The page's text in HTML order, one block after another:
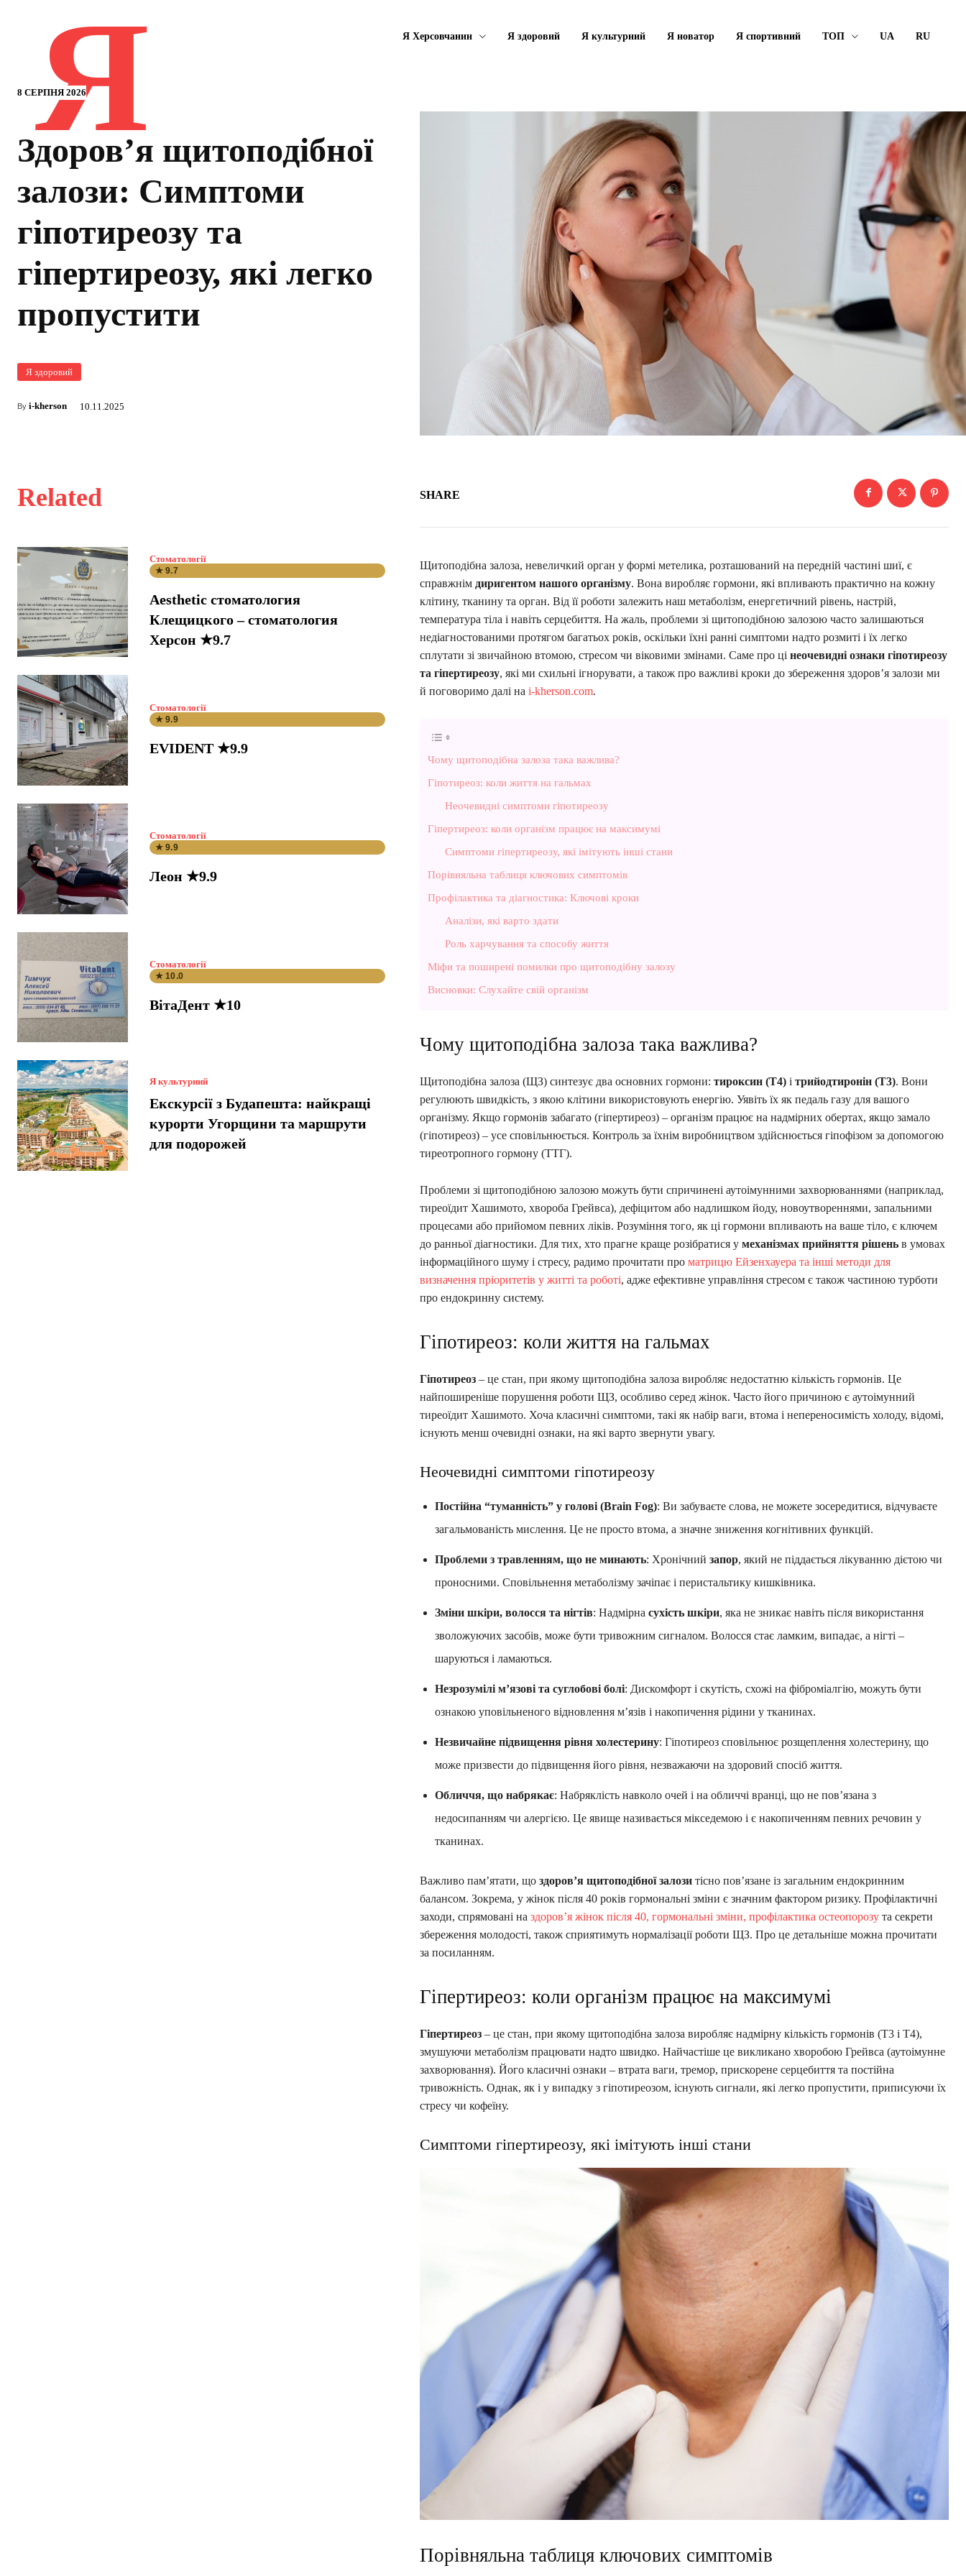
8 СЕРПНЯ 2026
Я Я Херсовчанин Я здоровий Я культурний Я новатор Я спортивний ТОП UA RU
Здоров’я щитоподібної
залози: Симптоми
гіпотиреозу та
гіпертиреозу, які легко
пропустити
Я здоровий
By i-kherson 10.11.2025
Related
Стоматології
★ 9.7
Aesthetic стоматология
Клещицкого – стоматология
Херсон ★9.7
Стоматології
★ 9.9
EVIDENT ★9.9
Стоматології
★ 9.9
Леон ★9.9
Стоматології
★ 10.0
ВітаДент ★10
Я культурний
Екскурсії з Будапешта: найкращі
курорти Угорщини та маршрути
для подорожей
SHARE
Щитоподібна залоза, невеличкий орган у формі метелика, розташований на передній частині шиї, є
справжнім диригентом нашого організму. Вона виробляє гормони, які впливають практично на кожну
клітину, тканину та орган. Від її роботи залежить наш метаболізм, енергетичний рівень, настрій,
температура тіла і навіть серцебиття. На жаль, проблеми зі щитоподібною залозою часто залишаються
недіагностованими протягом багатьох років, оскільки їхні ранні симптоми надто розмиті і їх легко
сплутати зі звичайною втомою, стресом чи віковими змінами. Саме про ці неочевидні ознаки гіпотиреозу
та гіпертиреозу, які ми схильні ігнорувати, а також про важливі кроки до збереження здоров’я залози ми
й поговоримо далі на i-kherson.com.
Чому щитоподібна залоза така важлива?
Гіпотиреоз: коли життя на гальмах
Неочевидні симптоми гіпотиреозу
Гіпертиреоз: коли організм працює на максимумі
Симптоми гіпертиреозу, які імітують інші стани
Порівняльна таблиця ключових симптомів
Профілактика та діагностика: Ключові кроки
Аналізи, які варто здати
Роль харчування та способу життя
Міфи та поширені помилки про щитоподібну залозу
Висновки: Слухайте свій організм
Чому щитоподібна залоза така важлива?
Щитоподібна залоза (ЩЗ) синтезує два основних гормони: тироксин (T4) і трийодтиронін (T3). Вони
регулюють швидкість, з якою клітини використовують енергію. Уявіть їх як педаль газу для вашого
організму. Якщо гормонів забагато (гіпертиреоз) – організм працює на надмірних обертах, якщо замало
(гіпотиреоз) – усе сповільнюється. Контроль за їхнім виробництвом здійснюється гіпофізом за допомогою
тиреотропного гормону (ТТГ).
Проблеми зі щитоподібною залозою можуть бути спричинені аутоімунними захворюваннями (наприклад,
тиреоїдит Хашимото, хвороба Грейвса), дефіцитом або надлишком йоду, новоутвореннями, запальними
процесами або прийомом певних ліків. Розуміння того, як ці гормони впливають на ваше тіло, є ключем
до ранньої діагностики. Для тих, хто прагне краще розібратися у механізмах прийняття рішень в умовах
інформаційного шуму і стресу, радимо прочитати про матрицю Ейзенхауера та інші методи для
визначення пріоритетів у житті та роботі, адже ефективне управління стресом є також частиною турботи
про ендокринну систему.
Гіпотиреоз: коли життя на гальмах
Гіпотиреоз – це стан, при якому щитоподібна залоза виробляє недостатню кількість гормонів. Це
найпоширеніше порушення роботи ЩЗ, особливо серед жінок. Часто його причиною є аутоімунний
тиреоїдит Хашимото. Хоча класичні симптоми, такі як набір ваги, втома і непереносимість холоду, відомі,
існують менш очевидні ознаки, на які варто звернути увагу.
Неочевидні симптоми гіпотиреозу
Постійна “туманність” у голові (Brain Fog): Ви забуваєте слова, не можете зосередитися, відчуваєте
загальмованість мислення. Це не просто втома, а значне зниження когнітивних функцій.
Проблеми з травленням, що не минають: Хронічний запор, який не піддається лікуванню дієтою чи
проносними. Сповільнення метаболізму зачіпає і перистальтику кишківника.
Зміни шкіри, волосся та нігтів: Надмірна сухість шкіри, яка не зникає навіть після використання
зволожуючих засобів, може бути тривожним сигналом. Волосся стає ламким, випадає, а нігті –
шаруються і ламаються.
Незрозумілі м’язові та суглобові болі: Дискомфорт і скутість, схожі на фіброміалгію, можуть бути
ознакою уповільненого відновлення м’язів і накопичення рідини у тканинах.
Незвичайне підвищення рівня холестерину: Гіпотиреоз сповільнює розщеплення холестерину, що
може призвести до підвищення його рівня, незважаючи на здоровий спосіб життя.
Обличчя, що набрякає: Набряклість навколо очей і на обличчі вранці, що не пов’язана з
недосипанням чи алергією. Це явище називається мікседемою і є накопиченням певних речовин у
тканинах.
Важливо пам’ятати, що здоров’я щитоподібної залози тісно пов’язане із загальним ендокринним
балансом. Зокрема, у жінок після 40 років гормональні зміни є значним фактором ризику. Профілактичні
заходи, спрямовані на здоров’я жінок після 40, гормональні зміни, профілактика остеопорозу та секрети
збереження молодості, також сприятимуть нормалізації роботи ЩЗ. Про це детальніше можна прочитати
за посиланням.
Гіпертиреоз: коли організм працює на максимумі
Гіпертиреоз – це стан, при якому щитоподібна залоза виробляє надмірну кількість гормонів (Т3 і Т4),
змушуючи метаболізм працювати надто швидко. Найчастіше це викликано хворобою Грейвса (аутоімунне
захворювання). Його класичні ознаки – втрата ваги, тремор, прискорене серцебиття та постійна
тривожність. Однак, як і у випадку з гіпотиреозом, існують сигнали, які легко пропустити, приписуючи їх
стресу чи кофеїну.
Симптоми гіпертиреозу, які імітують інші стани
Порівняльна таблиця ключових симптомів